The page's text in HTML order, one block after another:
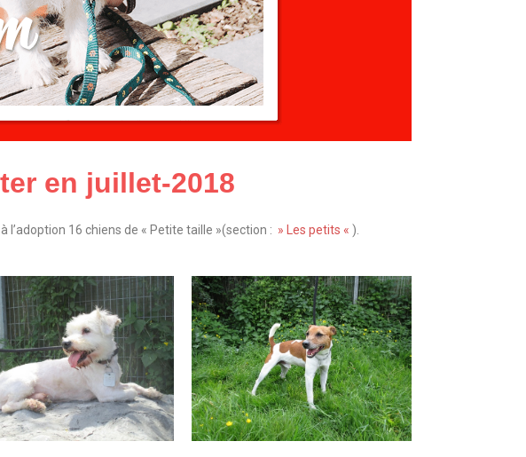
en juillet-2018
l’adoption 16 chiens de « Petite taille »(section : » Les petits « ).